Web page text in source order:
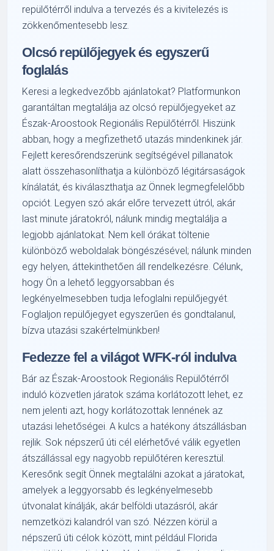
repülőtérről indulva a tervezés és a kivitelezés is
zökkenőmentesebb lesz.
Olcsó repülőjegyek és egyszerű
foglalás
Keresi a legkedvezőbb ajánlatokat? Platformunkon
garantáltan megtalálja az olcsó repülőjegyeket az
Észak-Aroostook Regionális Repülőtérről. Hiszünk
abban, hogy a megfizethető utazás mindenkinek jár.
Fejlett keresőrendszerünk segítségével pillanatok
alatt összehasonlíthatja a különböző légitársaságok
kínálatát, és kiválaszthatja az Önnek legmegfelelőbb
opciót. Legyen szó akár előre tervezett útról, akár
last minute járatokról, nálunk mindig megtalálja a
legjobb ajánlatokat. Nem kell órákat töltenie
különböző weboldalak böngészésével; nálunk minden
egy helyen, áttekinthetően áll rendelkezésre. Célunk,
hogy Ön a lehető leggyorsabban és
legkényelmesebben tudja lefoglalni repülőjegyét.
Foglaljon repülőjegyet egyszerűen és gondtalanul,
bízva utazási szakértelmünkben!
Fedezze fel a világot WFK-ról indulva
Bár az Észak-Aroostook Regionális Repülőtérről
induló közvetlen járatok száma korlátozott lehet, ez
nem jelenti azt, hogy korlátozottak lennének az
utazási lehetőségei. A kulcs a hatékony átszállásban
rejlik. Sok népszerű úti cél elérhetővé válik egyetlen
átszállással egy nagyobb repülőtéren keresztül.
Keresőnk segít Önnek megtalálni azokat a járatokat,
amelyek a leggyorsabb és legkényelmesebb
útvonalat kínálják, akár belföldi utazásról, akár
nemzetközi kalandról van szó. Nézzen körül a
népszerű úti célok között, mint például Florida